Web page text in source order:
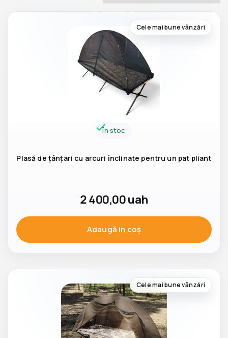
Cele mai bune vânzări
În stoc
Plasă de țânțari cu arcuri înclinate pentru un pat pliant
2 400,00uah
Adaugă in coş
Cele mai bune vânzări